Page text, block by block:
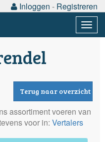
Inloggen - Registreren
Terug naar overzicht
assortiment voeren van
voor in: Vertalers